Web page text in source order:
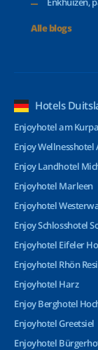
Alle blogs
Hotels
Enjoyhotel am
Enjoy Wellnesshotel
Enjoy Landhotel
Enjoyhotel Marleen
Enjoyhotel
Enjoy Schlosshotel
Enjoyhotel Eifeler
Enjoyhotel Rhön
Enjoyhotel Harz
Enjoy Berghotel
Enjoyhotel Greetsiel
Enjoyhotel